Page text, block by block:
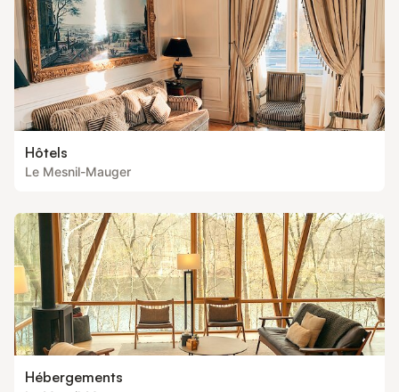
Hôtels
Le Mesnil-Mauger
Hébergements